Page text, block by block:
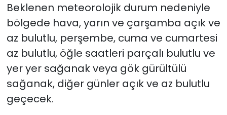
Beklenen meteorolojik durum nedeniyle
bölgede hava, yarın ve çarşamba açık ve
az bulutlu, perşembe, cuma ve cumartesi
az bulutlu, öğle saatleri parçalı bulutlu ve
yer yer sağanak veya gök gürültülü
sağanak, diğer günler açık ve az bulutlu
geçecek.